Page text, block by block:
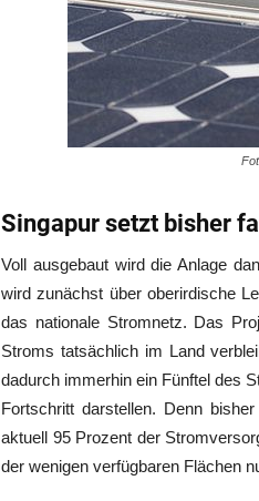
Singapur setzt bisher
Voll ausgebaut wird die Anlage
wird zunächst über oberirdische
das nationale Stromnetz. Das
Stroms tatsächlich im Land
dadurch immerhin ein Fünftel des
Fortschritt darstellen. Denn
aktuell 95 Prozent der
der wenigen verfügbaren Flächen